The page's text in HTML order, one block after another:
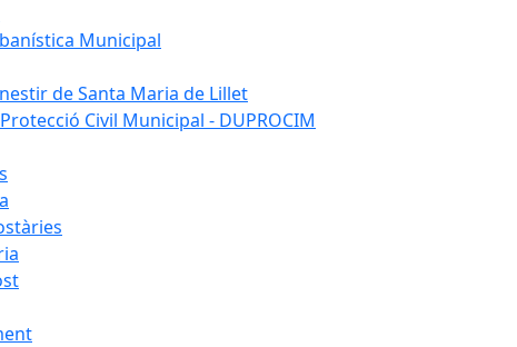
Municipal
de Santa Maria de Lillet
Civil Municipal - DUPROCIM